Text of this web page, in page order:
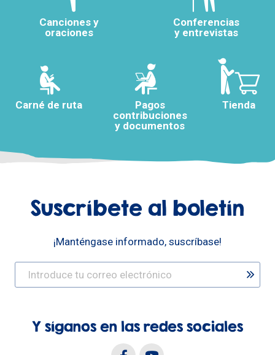
Canciones y
oraciones
Conferencias
y entrevistas
Carné de ruta
Pagos
contribuciones
y documentos
Tienda
Suscríbete al boletín
¡Manténgase informado, suscríbase!
Y síganos en las redes sociales